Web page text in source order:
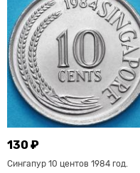
130 ₽
Сингапур 10 центов 1984 год.